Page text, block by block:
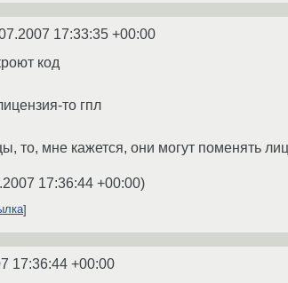
17:33:35 +00:00
код
то гпл
то, мне кажется, они могут поменять
17:36:44 +00:00)
17:36:44 +00:00